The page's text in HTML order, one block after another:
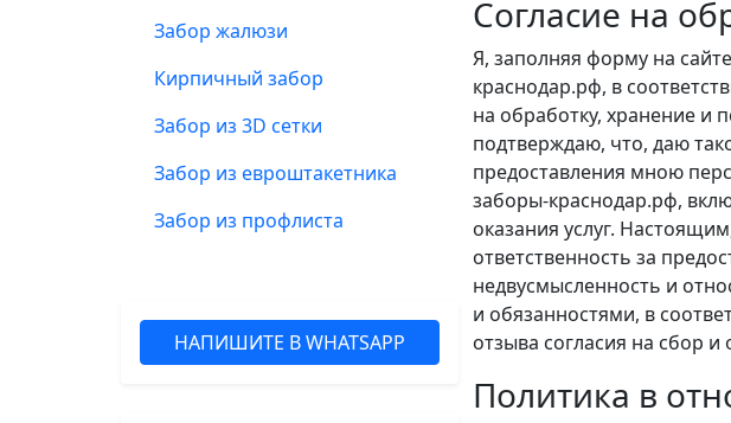
Забор жалюзи
Кирпичный забор
Забор из 3D сетки
Забор из евроштакетника
Забор из профлиста
НАПИШИТЕ В WHATSAPP
Согласие на
Я, заполняя форму на
краснодар.рф, в
на обработку, хранение и
подтверждаю, что, даю
предоставления мною
заборы-краснодар.рф,
оказания услуг.
ответственность за
недвусмысленность и
и обязанностями, в
отзыва согласия на сбор
Политика в